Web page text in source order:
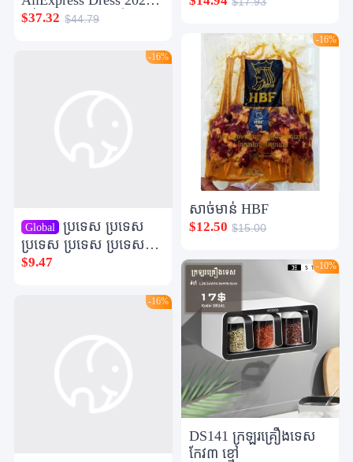
អង់គ្លេស និង ខ្លាំង ថ្មី Mid-
Daily Wear Drack for
$37.32 $44.79
Global
ប្រទេស ប្រទេស
ប្រទេស ប្រទេស ប្រទេស
ប្រទេស ប្រទេស ប្រទេស
$9.47
-16%
-16%
សាច់មាន់ HBF
$12.50 $15.00
-16%
DS141 ក្រឡរគ្រឿងទេស
កែវ៣ ខ្មៅ
-10%